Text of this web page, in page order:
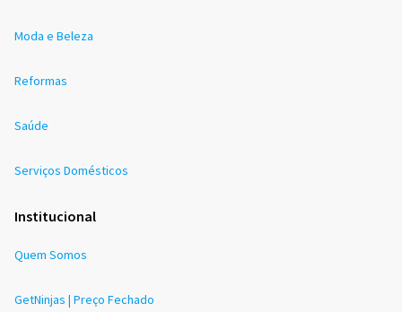
Moda e Beleza
Reformas
Saúde
Serviços Domésticos
Institucional
Quem Somos
GetNinjas | Preço Fechado